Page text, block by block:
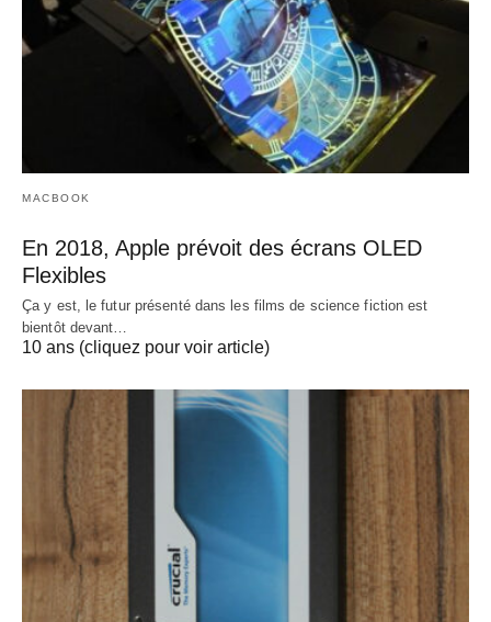
MACBOOK
En 2018, Apple prévoit des écrans OLED
Flexibles
Ça y est, le futur présenté dans les films de science fiction est
bientôt devant…
10 ans (cliquez pour voir article)